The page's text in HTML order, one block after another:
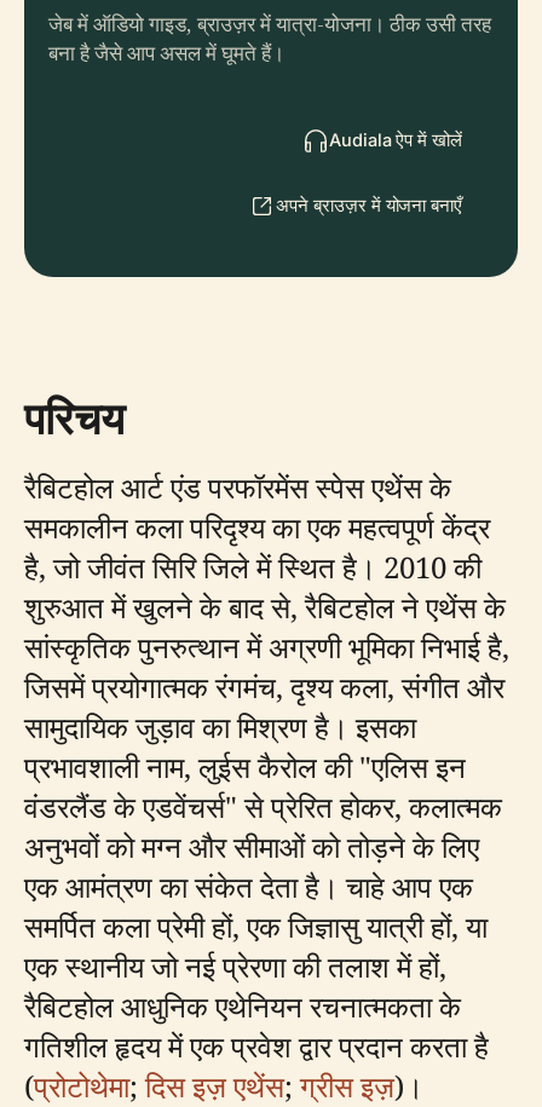
जेब में ऑडियो गाइड, ब्राउज़र में यात्रा-योजना। ठीक उसी तरह
बना है जैसे आप असल में घूमते हैं।
Audiala ऐप में खोलें
अपने ब्राउज़र में योजना बनाएँ
परिचय
रैबिटहोल आर्ट एंड परफॉरमेंस स्पेस एथेंस के
समकालीन कला परिदृश्य का एक महत्वपूर्ण केंद्र
है, जो जीवंत सिरि जिले में स्थित है। 2010 की
शुरुआत में खुलने के बाद से, रैबिटहोल ने एथेंस के
सांस्कृतिक पुनरुत्थान में अग्रणी भूमिका निभाई है,
जिसमें प्रयोगात्मक रंगमंच, दृश्य कला, संगीत और
सामुदायिक जुड़ाव का मिश्रण है। इसका
प्रभावशाली नाम, लुईस कैरोल की "एलिस इन
वंडरलैंड के एडवेंचर्स" से प्रेरित होकर, कलात्मक
अनुभवों को मग्न और सीमाओं को तोड़ने के लिए
एक आमंत्रण का संकेत देता है। चाहे आप एक
समर्पित कला प्रेमी हों, एक जिज्ञासु यात्री हों, या
एक स्थानीय जो नई प्रेरणा की तलाश में हों,
रैबिटहोल आधुनिक एथेनियन रचनात्मकता के
गतिशील हृदय में एक प्रवेश द्वार प्रदान करता है
(प्रोटोथेमा;दिस इज़ एथेंस;ग्रीस इज़)।